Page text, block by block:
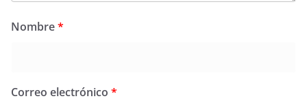
Nombre*
Correo electrónico *